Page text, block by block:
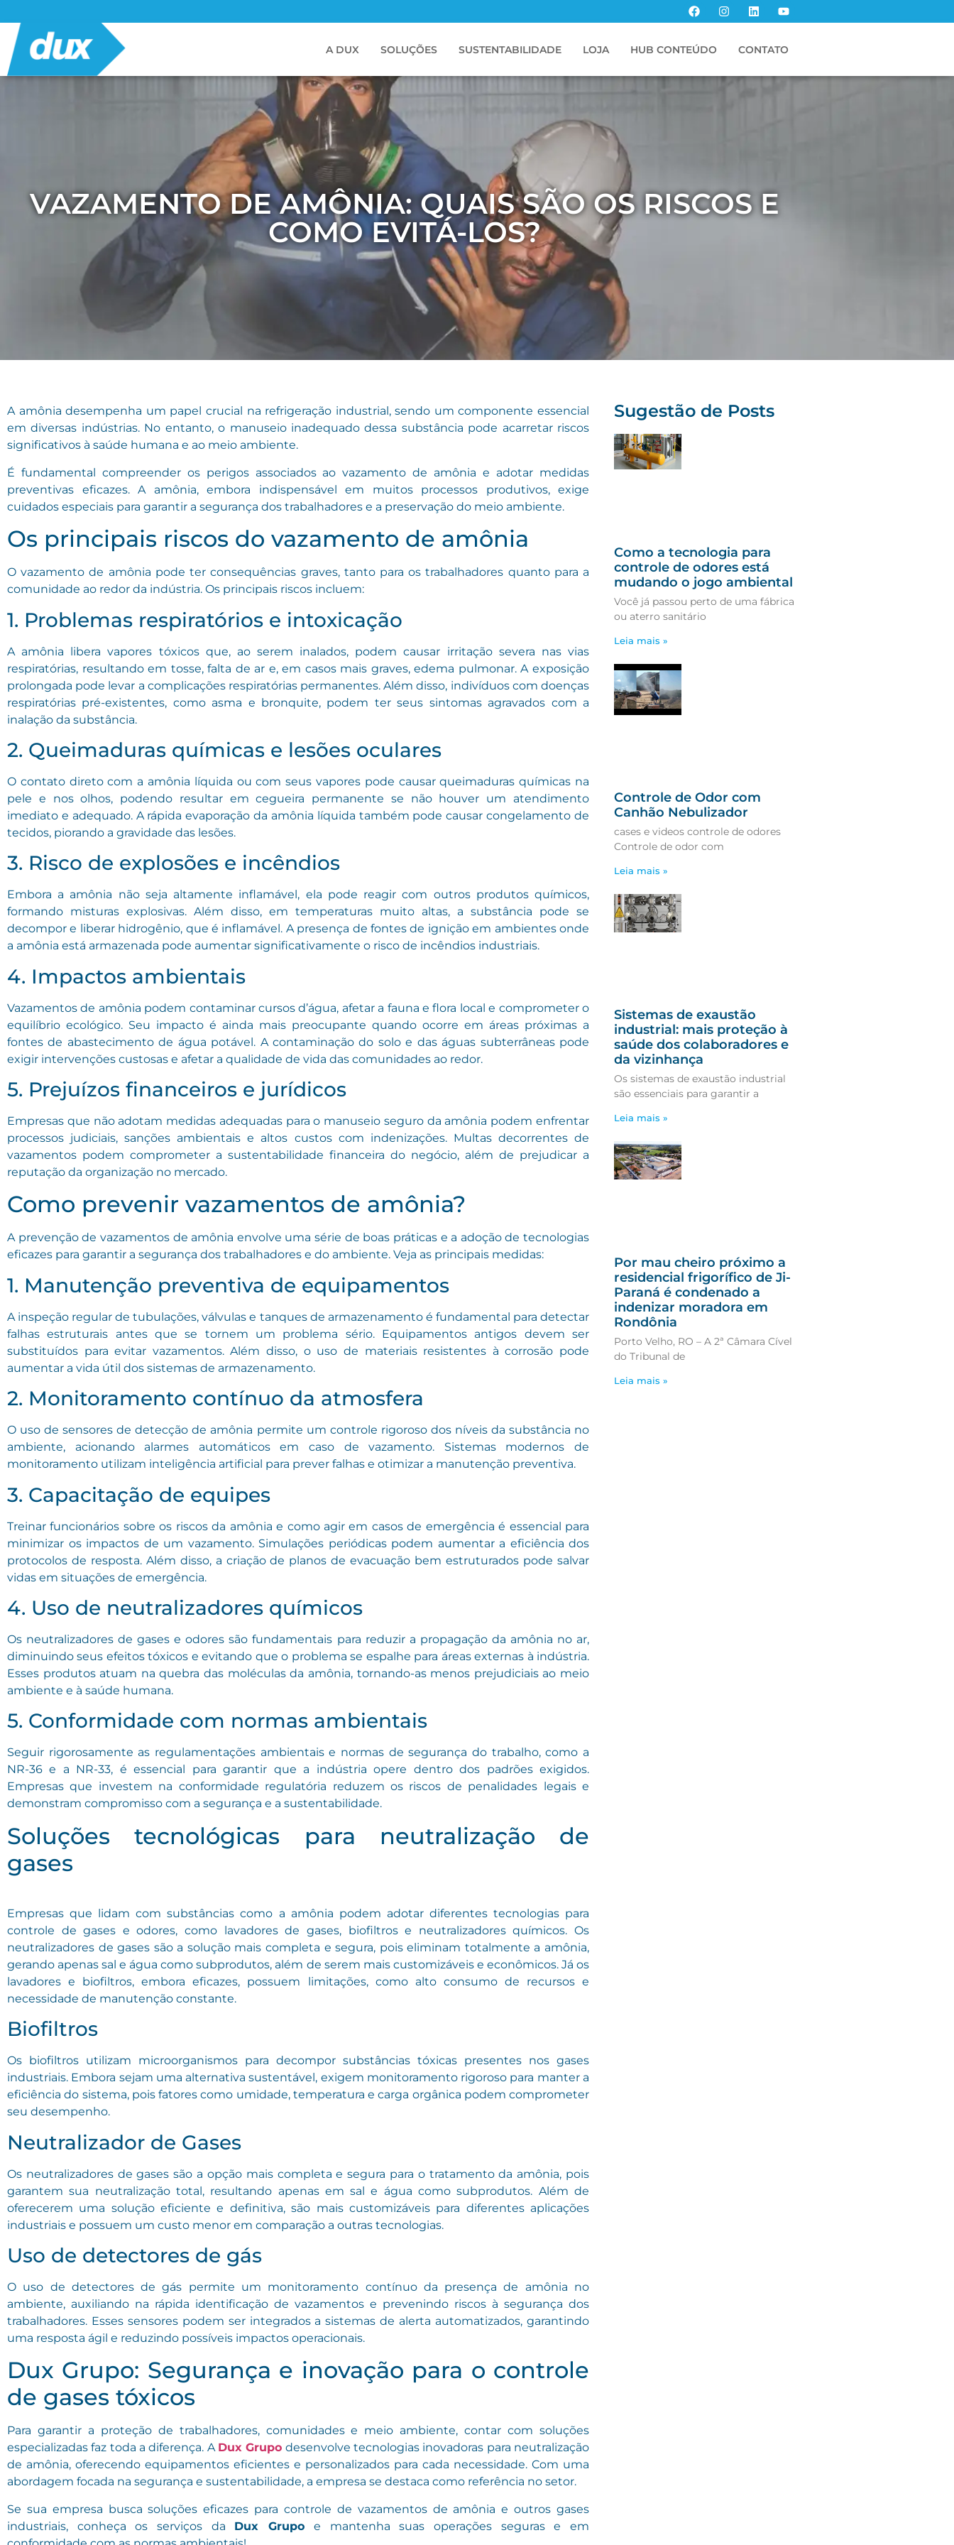
A DUX SOLUÇÕES SUSTENTABILIDADE LOJA HUB CONTEÚDO CONTATO
VAZAMENTO DE AMÔNIA: QUAIS SÃO OS RISCOS E
COMO EVITÁ-LOS?
A amônia desempenha um papel crucial na refrigeração industrial, sendo um componente essencial
em diversas indústrias. No entanto, o manuseio inadequado dessa substância pode acarretar riscos
significativos à saúde humana e ao meio ambiente.
É fundamental compreender os perigos associados ao vazamento de amônia e adotar medidas
preventivas eficazes. A amônia, embora indispensável em muitos processos produtivos, exige
cuidados especiais para garantir a segurança dos trabalhadores e a preservação do meio ambiente.
Os principais riscos do vazamento de amônia
O vazamento de amônia pode ter consequências graves, tanto para os trabalhadores quanto para a
comunidade ao redor da indústria. Os principais riscos incluem:
1. Problemas respiratórios e intoxicação
A amônia libera vapores tóxicos que, ao serem inalados, podem causar irritação severa nas vias
respiratórias, resultando em tosse, falta de ar e, em casos mais graves, edema pulmonar. A exposição
prolongada pode levar a complicações respiratórias permanentes. Além disso, indivíduos com doenças
respiratórias pré-existentes, como asma e bronquite, podem ter seus sintomas agravados com a
inalação da substância.
2. Queimaduras químicas e lesões oculares
O contato direto com a amônia líquida ou com seus vapores pode causar queimaduras químicas na
pele e nos olhos, podendo resultar em cegueira permanente se não houver um atendimento
imediato e adequado. A rápida evaporação da amônia líquida também pode causar congelamento de
tecidos, piorando a gravidade das lesões.
3. Risco de explosões e incêndios
Embora a amônia não seja altamente inflamável, ela pode reagir com outros produtos químicos,
formando misturas explosivas. Além disso, em temperaturas muito altas, a substância pode se
decompor e liberar hidrogênio, que é inflamável. A presença de fontes de ignição em ambientes onde
a amônia está armazenada pode aumentar significativamente o risco de incêndios industriais.
4. Impactos ambientais
Vazamentos de amônia podem contaminar cursos d’água, afetar a fauna e flora local e comprometer o
equilíbrio ecológico. Seu impacto é ainda mais preocupante quando ocorre em áreas próximas a
fontes de abastecimento de água potável. A contaminação do solo e das águas subterrâneas pode
exigir intervenções custosas e afetar a qualidade de vida das comunidades ao redor.
5. Prejuízos financeiros e jurídicos
Empresas que não adotam medidas adequadas para o manuseio seguro da amônia podem enfrentar
processos judiciais, sanções ambientais e altos custos com indenizações. Multas decorrentes de
vazamentos podem comprometer a sustentabilidade financeira do negócio, além de prejudicar a
reputação da organização no mercado.
Como prevenir vazamentos de amônia?
A prevenção de vazamentos de amônia envolve uma série de boas práticas e a adoção de tecnologias
eficazes para garantir a segurança dos trabalhadores e do ambiente. Veja as principais medidas:
1. Manutenção preventiva de equipamentos
A inspeção regular de tubulações, válvulas e tanques de armazenamento é fundamental para detectar
falhas estruturais antes que se tornem um problema sério. Equipamentos antigos devem ser
substituídos para evitar vazamentos. Além disso, o uso de materiais resistentes à corrosão pode
aumentar a vida útil dos sistemas de armazenamento.
2. Monitoramento contínuo da atmosfera
O uso de sensores de detecção de amônia permite um controle rigoroso dos níveis da substância no
ambiente, acionando alarmes automáticos em caso de vazamento. Sistemas modernos de
monitoramento utilizam inteligência artificial para prever falhas e otimizar a manutenção preventiva.
3. Capacitação de equipes
Treinar funcionários sobre os riscos da amônia e como agir em casos de emergência é essencial para
minimizar os impactos de um vazamento. Simulações periódicas podem aumentar a eficiência dos
protocolos de resposta. Além disso, a criação de planos de evacuação bem estruturados pode salvar
vidas em situações de emergência.
4. Uso de neutralizadores químicos
Os neutralizadores de gases e odores são fundamentais para reduzir a propagação da amônia no ar,
diminuindo seus efeitos tóxicos e evitando que o problema se espalhe para áreas externas à indústria.
Esses produtos atuam na quebra das moléculas da amônia, tornando-as menos prejudiciais ao meio
ambiente e à saúde humana.
5. Conformidade com normas ambientais
Seguir rigorosamente as regulamentações ambientais e normas de segurança do trabalho, como a
NR-36 e a NR-33, é essencial para garantir que a indústria opere dentro dos padrões exigidos.
Empresas que investem na conformidade regulatória reduzem os riscos de penalidades legais e
demonstram compromisso com a segurança e a sustentabilidade.
Soluções tecnológicas para neutralização de
gases
Empresas que lidam com substâncias como a amônia podem adotar diferentes tecnologias para
controle de gases e odores, como lavadores de gases, biofiltros e neutralizadores químicos. Os
neutralizadores de gases são a solução mais completa e segura, pois eliminam totalmente a amônia,
gerando apenas sal e água como subprodutos, além de serem mais customizáveis e econômicos. Já os
lavadores e biofiltros, embora eficazes, possuem limitações, como alto consumo de recursos e
necessidade de manutenção constante.
Biofiltros
Os biofiltros utilizam microorganismos para decompor substâncias tóxicas presentes nos gases
industriais. Embora sejam uma alternativa sustentável, exigem monitoramento rigoroso para manter a
eficiência do sistema, pois fatores como umidade, temperatura e carga orgânica podem comprometer
seu desempenho.
Neutralizador de Gases
Os neutralizadores de gases são a opção mais completa e segura para o tratamento da amônia, pois
garantem sua neutralização total, resultando apenas em sal e água como subprodutos. Além de
oferecerem uma solução eficiente e definitiva, são mais customizáveis para diferentes aplicações
industriais e possuem um custo menor em comparação a outras tecnologias.
Uso de detectores de gás
O uso de detectores de gás permite um monitoramento contínuo da presença de amônia no
ambiente, auxiliando na rápida identificação de vazamentos e prevenindo riscos à segurança dos
trabalhadores. Esses sensores podem ser integrados a sistemas de alerta automatizados, garantindo
uma resposta ágil e reduzindo possíveis impactos operacionais.
Dux Grupo: Segurança e inovação para o controle
de gases tóxicos
Para garantir a proteção de trabalhadores, comunidades e meio ambiente, contar com soluções
especializadas faz toda a diferença. A Dux Grupo desenvolve tecnologias inovadoras para neutralização
de amônia, oferecendo equipamentos eficientes e personalizados para cada necessidade. Com uma
abordagem focada na segurança e sustentabilidade, a empresa se destaca como referência no setor.
Se sua empresa busca soluções eficazes para controle de vazamentos de amônia e outros gases
industriais, conheça os serviços da Dux Grupo e mantenha suas operações seguras e em
Sugestão de Posts
Como a tecnologia para
controle de odores está
mudando o jogo ambiental
Você já passou perto de uma fábrica
ou aterro sanitário
Leia mais »
Controle de Odor com
Canhão Nebulizador
cases e videos controle de odores
Controle de odor com
Leia mais »
Sistemas de exaustão
industrial: mais proteção à
saúde dos colaboradores e
da vizinhança
Os sistemas de exaustão industrial
são essenciais para garantir a
Leia mais »
Por mau cheiro próximo a
residencial frigorífico de Ji-
Paraná é condenado a
indenizar moradora em
Rondônia
Porto Velho, RO – A 2ª Câmara Cível
do Tribunal de
Leia mais »